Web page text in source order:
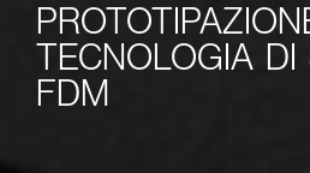
TECNOLOGIA DI
FDM